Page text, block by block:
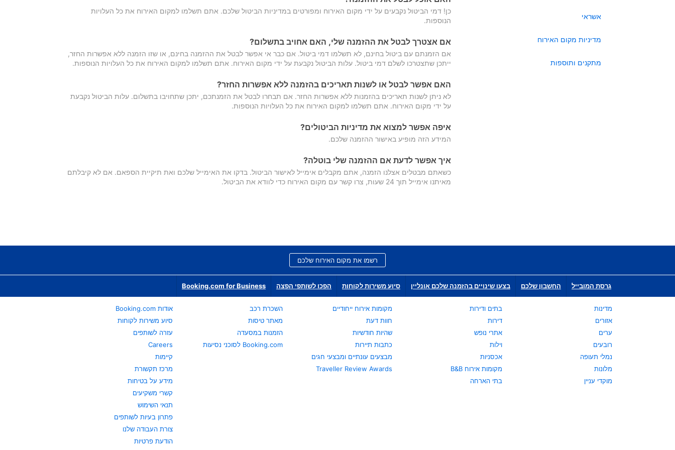
אשראי
מדיניות מקום האירוח
מתקנים ותוספות
כן! דמי הביטול נקבעים על ידי מקום האירוח ומפורטים במדיניות הביטול שלכם. אתם תשלמו למקום האירוח את כל העלויות
הנוספות.
אם אצטרך לבטל את ההזמנה שלי, האם אחויב בתשלום?
אם הזמנתם עם ביטול בחינם, לא תשלמו דמי ביטול. אם כבר אי אפשר לבטל את ההזמנה בחינם, או שזו הזמנה ללא אפשרות החזר,
ייתכן שתצטרכו לשלם דמי ביטול. עלות הביטול נקבעת על ידי מקום האירוח. אתם תשלמו למקום האירוח את כל העלויות הנוספות.
האם אפשר לבטל או לשנות תאריכים בהזמנה ללא אפשרות החזר?
לא ניתן לשנות תאריכים בהזמנות ללא אפשרות החזר. אם תבחרו לבטל את הזמנתכם, יתכן שתחויבו בתשלום. עלות הביטול נקבעת
על ידי מקום האירוח. אתם תשלמו למקום האירוח את כל העלויות הנוספות.
איפה אפשר למצוא את מדיניות הביטולים?
המידע הזה מופיע באישור ההזמנה שלכם.
איך אפשר לדעת אם ההזמנה שלי בוטלה?
כשאתם מבטלים אצלנו הזמנה, אתם מקבלים אימייל לאישור הביטול. בדקו את האימייל שלכם ואת תיקיית הספאם. אם לא קיבלתם
מאיתנו אימייל תוך 24 שעות, צרו קשר עם מקום האירוח כדי לוודא את הביטול.
רשמו את מקום האירוח שלכם
גרסת המובייל החשבון שלכם בצעו שינויים בהזמנה שלכם אונליין סיוע משירות לקוחות הפכו לשותפי הפצה Booking.com for Business
מדינות
אזורים
ערים
רובעים
נמלי תעופה
מלונות
מוקדי עניין
בתים ודירות
דירות
אתרי נופש
וילות
אכסניות
מקומות אירוח B&B
בתי הארחה
מקומות אירוח ייחודיים
חוות דעת
שהיות חודשיות
כתבות תיירות
מבצעים עונתיים ומבצעי חגים
Traveller Review Awards
השכרת רכב
מאתר טיסות
הזמנות במסעדה
Booking.com לסוכני נסיעות
אודות Booking.com
סיוע משירות לקוחות
עזרה לשותפים
Careers
קיימות
מרכז תקשורת
מידע על בטיחות
קשרי משקיעים
תנאי השימוש
פתרון בעיות לשותפים
צורת העבודה שלנו
הודעת פרטיות